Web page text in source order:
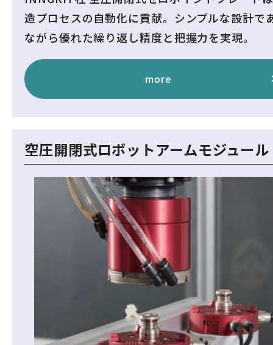
造プロセスの自動化に貢献。シンプルな設計で
ながら優れた繰り返し精度と把握力を実現。
more
空圧開閉式ロボットアームモジュール